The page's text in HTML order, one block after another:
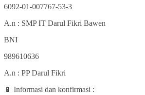
6092-01-007767-53-3
A.n : SMP IT Darul Fikri Bawen
BNI
989610636
A.n : PP Darul Fikri
📱 Informasi dan konfirmasi :